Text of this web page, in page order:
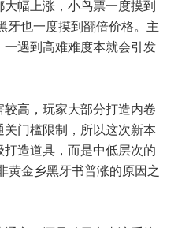
幅上涨，小鸟票一度摸到
牙也一度摸到翻倍价格。主
遇到高难难度本就会引发
高，玩家大部分打造内卷
门槛限制，所以这次新本
造道具，而是中低层次的
黄金乡黑牙书普涨的原因之